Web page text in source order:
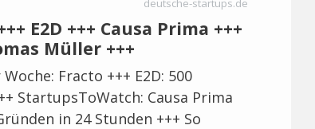
deutsche-startups.de
E2D +++ Causa Prima +++
Müller +++
Fracto +++ E2D: 500
StartupsToWatch: Causa Prima
in 24 Stunden +++ So